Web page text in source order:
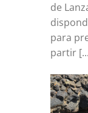
de
para
partir